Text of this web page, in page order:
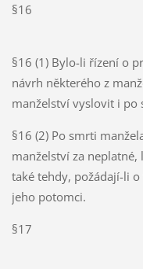
§16
§16 (1) Bylo-li řízení o
návrh některého z
manželství vyslovit i po
§16 (2) Po smrti
manželství za
také tehdy, požádají-li
jeho potomci.
§17